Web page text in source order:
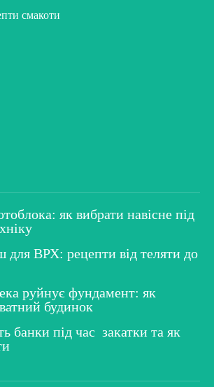
смакоти
як вибрати навісне під
для ВРХ: рецепти від теляти до
руйнує фундамент: як
будинок
банки під час закатки та як